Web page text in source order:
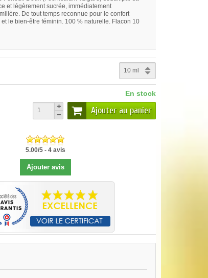
et légèrement sucrée, immédiatement
De tout temps reconnue pour le confort
le bien-être féminin. 100 % naturelle. Flacon 10
En stock
Ajouter au panier
5.00/5- 4avis
Ajouter avis